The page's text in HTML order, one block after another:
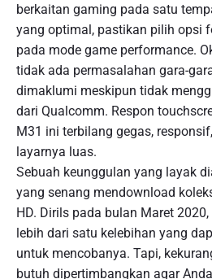
berkaitan gaming pada satu
yang optimal, pastikan pilih opsi
pada mode game performance.
tidak ada permasalahan gara-
dimaklumi meskipun tidak
dari Qualcomm. Respon
M31 ini terbilang gegas,
layarnya luas.
Sebuah keunggulan yang layak
yang senang mendownload
HD. Dirils pada bulan Maret
lebih dari satu kelebihan yang
untuk mencobanya. Tapi,
butuh dipertimbangkan agar